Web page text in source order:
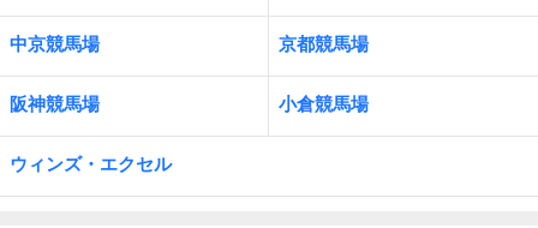
中京競馬場 京都競馬場
阪神競馬場 小倉競馬場
ウィンズ・エクセル